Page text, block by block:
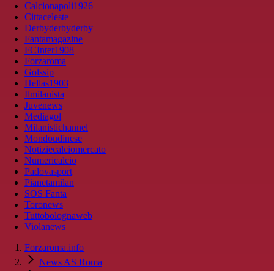
Calcionapoli1926
Cittaceleste
Derbyderbyderby
Fantamagazine
FCInter1908
Forzaroma
Golssip
Hellas1903
Ilmilanista
Juvenews
Mediagol
Milanistichannel
Mondoudinese
Notiziecalciomercato
Numericalcio
Padovasport
Pianetamilan
SOS Fanta
Toronews
Tuttobolognaweb
Violanews
Forzaroma.info
News AS Roma